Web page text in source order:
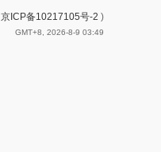
京ICP备10217105号-2 )
GMT+8, 2026-8-9 03:49